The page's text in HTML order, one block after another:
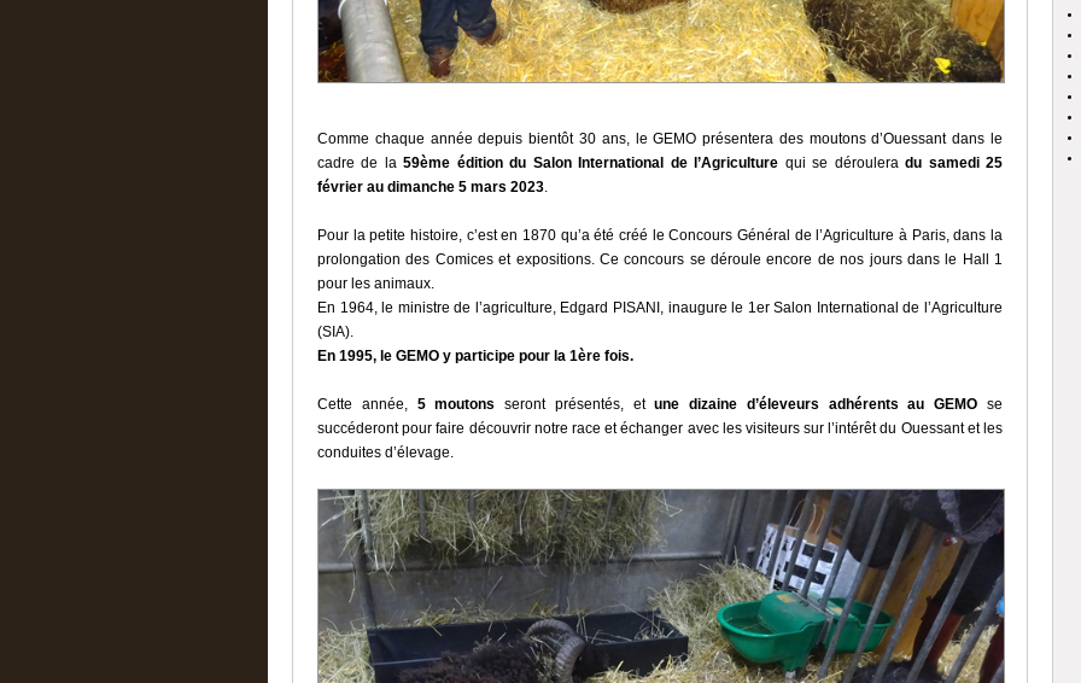
Comme chaque année depuis bientôt 30 ans, le GEMO présentera des moutons d’Ouessant dans le
cadre de la59ème édition du Salon International de l’Agriculture qui se dérouleradu samedi 25
février au dimanche 5 mars 2023.
Pour la petite histoire, c’est en 1870 qu’a été créé le Concours Général de l’Agriculture à Paris, dans la
prolongation des Comices et expositions. Ce concours se déroule encore de nos jours dans le Hall 1
pour les animaux.
En 1964, le ministre de l’agriculture, Edgard PISANI, inaugure le 1er Salon International de l’Agriculture
(SIA).
En 1995, le GEMO y participe pour la 1ère fois.
Cette année, 5 moutons seront présentés, etune dizaine d’éleveurs adhérents au GEMO se
succéderont pour faire découvrir notre race et échanger avec les visiteurs sur l’intérêt du Ouessant et les
conduites d’élevage.